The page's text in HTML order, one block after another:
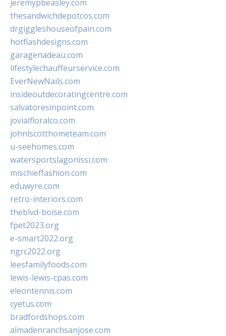
jeremypbeasley.com
thesandwichdepotcos.com
drgiggleshouseofpain.com
hotflashdesigns.com
garagenadeau.com
lifestylechauffeurservice.com
EverNewNails.com
insideoutdecoratingcentre.com
salvatoresinpoint.com
jovialfloralco.com
johnlscotthometeam.com
u-seehomes.com
watersportslagonissi.com
mischieffashion.com
eduwyre.com
retro-interiors.com
theblvd-boise.com
fpet2023.org
e-smart2022.org
ngrc2022.org
leesfamilyfoods.com
lewis-lewis-cpas.com
eleontennis.com
cyetus.com
bradfordshops.com
almadenranchsanjose.com